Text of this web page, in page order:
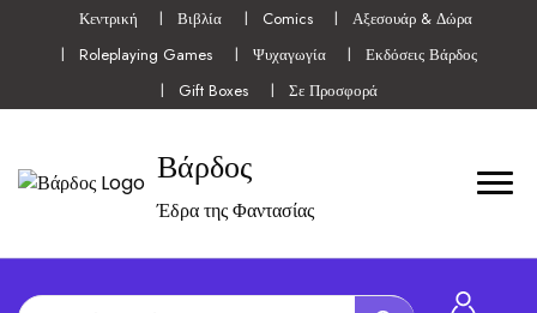
Κεντρική Βιβλία Comics
Αξεσουάρ & Δώρα
Roleplaying Games
Ψυχαγωγία
Εκδόσεις Βάρδος
Gift Boxes
Σε Προσφορά
Βάρδος
Έδρα της Φαντασίας